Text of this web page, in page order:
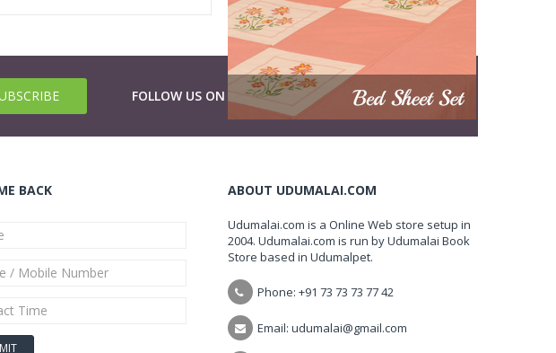
FOLLOW US ON
BACK ABOUT UDUMALAI.COM
Udumalai.com is a Online Web store setup in
2004. Udumalai.com is run by Udumalai Book
Store based in Udumalpet.
Phone: +91 73 73 73 77 42
Email: udumalai@gmail.com